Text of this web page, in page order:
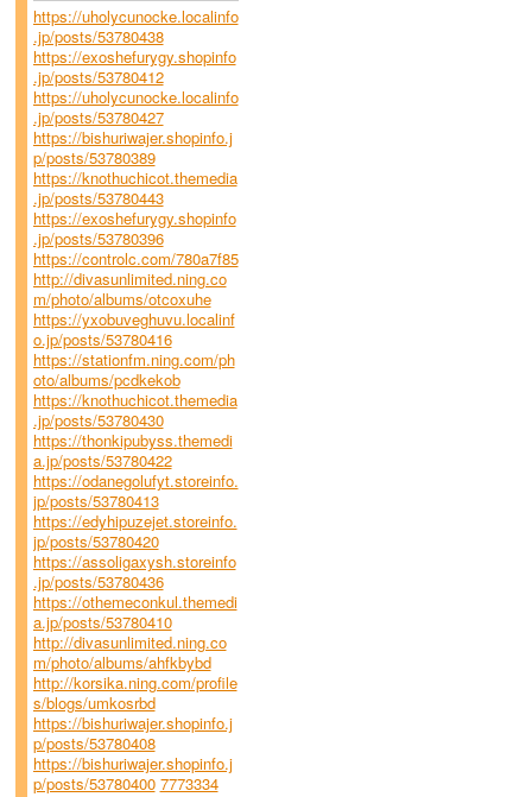
https://uholycunocke.localinfo
.jp/posts/53780438
https://exoshefurygy.shopinfo
.jp/posts/53780412
https://uholycunocke.localinfo
.jp/posts/53780427
https://bishuriwajer.shopinfo.j
p/posts/53780389
https://knothuchicot.themedia
.jp/posts/53780443
https://exoshefurygy.shopinfo
.jp/posts/53780396
https://controlc.com/780a7f85
http://divasunlimited.ning.co
m/photo/albums/otcoxuhe
https://yxobuveghuvu.localinf
o.jp/posts/53780416
https://stationfm.ning.com/ph
oto/albums/pcdkekob
https://knothuchicot.themedia
.jp/posts/53780430
https://thonkipubyss.themedi
a.jp/posts/53780422
https://odanegolufyt.storeinfo.
jp/posts/53780413
https://edyhipuzejet.storeinfo.
jp/posts/53780420
https://assoligaxysh.storeinfo
.jp/posts/53780436
https://othemeconkul.themedi
a.jp/posts/53780410
http://divasunlimited.ning.co
m/photo/albums/ahfkbybd
http://korsika.ning.com/profile
s/blogs/umkosrbd
https://bishuriwajer.shopinfo.j
p/posts/53780408
https://bishuriwajer.shopinfo.j
p/posts/53780400 7773334